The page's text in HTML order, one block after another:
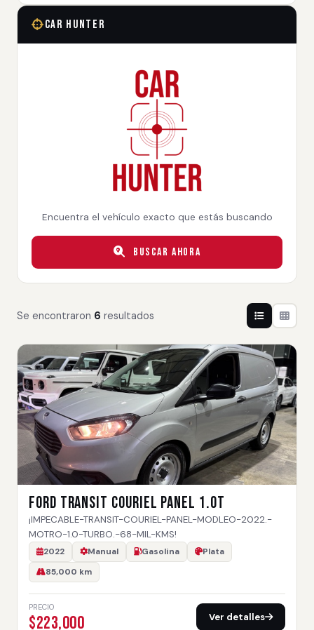
Car Hunter
Encuentra el vehículo exacto que estás buscando
Buscar Ahora
Se encontraron 6 resultados
FORD TRANSIT COURIEL PANEL 1.0T
¡IMPECABLE-TRANSIT-COURIEL-PANEL-MODLEO-2022.-
MOTRO-1.0-TURBO.-68-MIL-KMS!
2022 Manual Gasolina
Plata
85,000 km
PRECIO
$223,000 Ver detalles